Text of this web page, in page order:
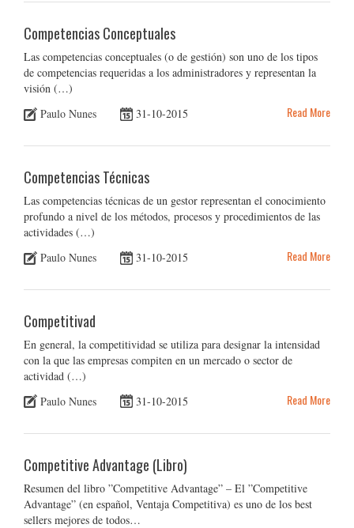
Competencias Conceptuales
Las competencias conceptuales (o de gestión) son uno de los tipos
de competencias requeridas a los administradores y representan la
visión (…)
Paulo Nunes
31-10-2015 Read More
Competencias Técnicas
Las competencias técnicas de un gestor representan el conocimiento
profundo a nivel de los métodos, procesos y procedimientos de las
actividades (…)
Paulo Nunes
31-10-2015 Read More
Competitivad
En general, la competitividad se utiliza para designar la intensidad
con la que las empresas compiten en un mercado o sector de
actividad (…)
Paulo Nunes
31-10-2015 Read More
Competitive Advantage (Libro)
Resumen del libro ”Competitive Advantage” – El ”Competitive
Advantage” (en español, Ventaja Competitiva) es uno de los best
sellers mejores de todos…